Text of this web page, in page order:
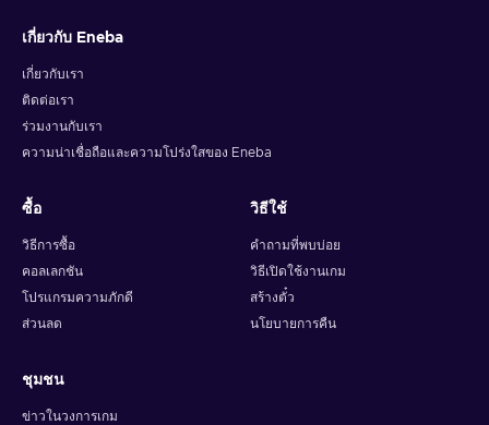
เกี่ยวกับ Eneba
เกี่ยวกับเรา
ติดต่อเรา
ร่วมงานกับเรา
ความน่าเชื่อถือและความโปร่งใสของ Eneba
ซื้อ
วิธีการซื้อ
คอลเลกชัน
โปรแกรมความภักดี
ส่วนลด
วิธีใช้
คำถามที่พบบ่อย
วิธีเปิดใช้งานเกม
สร้างตั๋ว
นโยบายการคืน
ชุมชน
ข่าวในวงการเกม